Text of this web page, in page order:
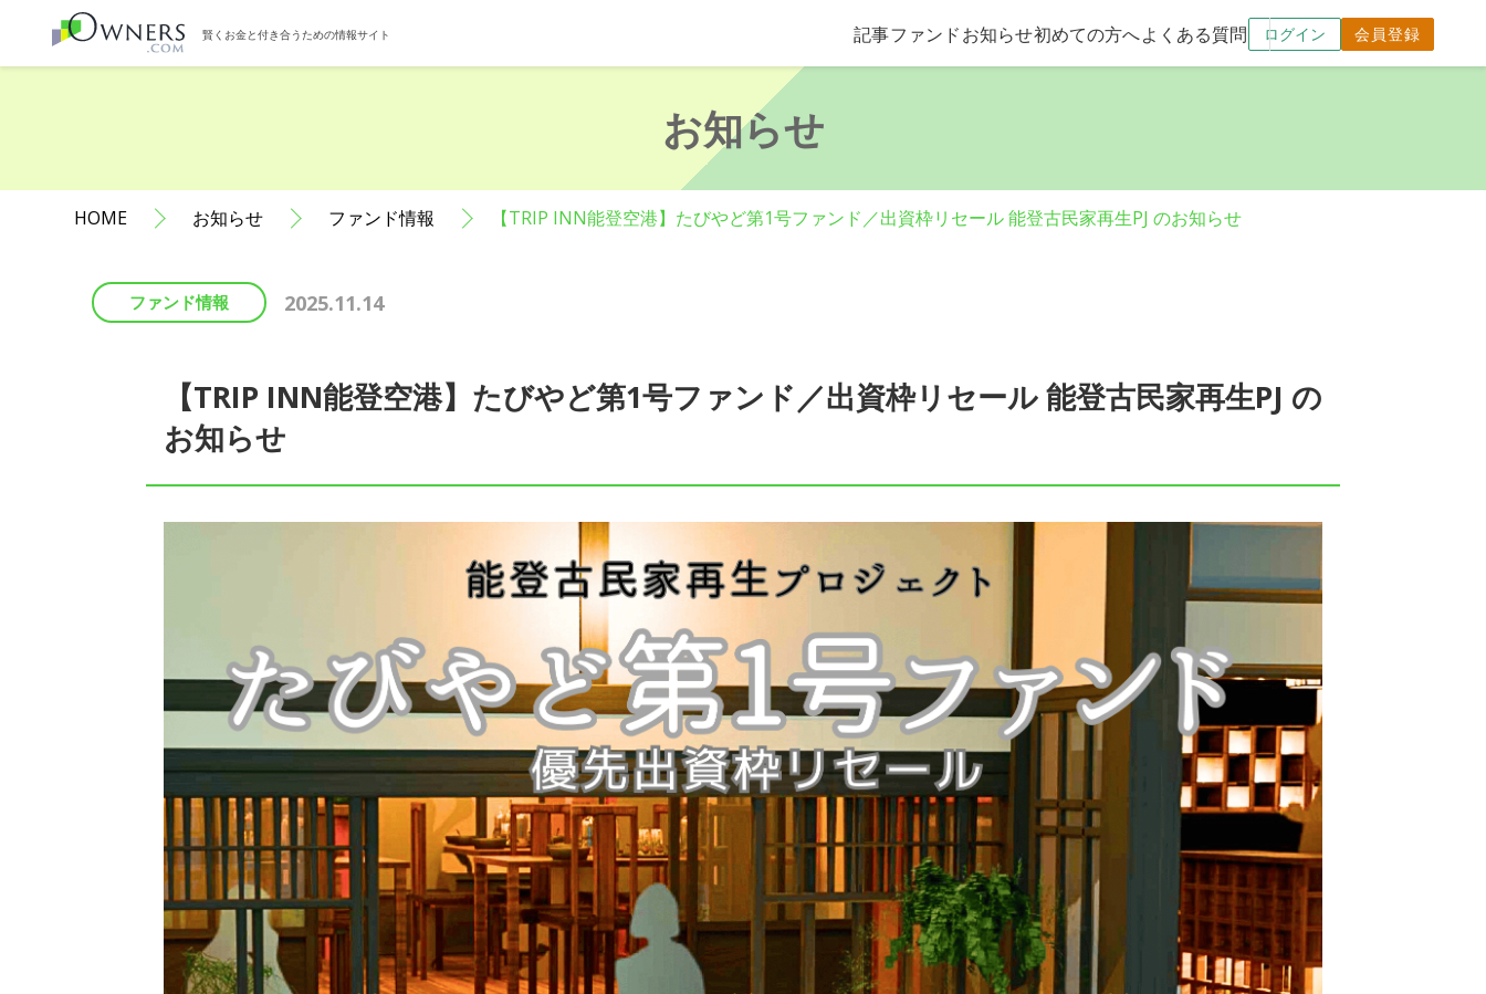
賢くお金と付き合うための情報サイト 記事ファンドお知らせ初めての方へよくある質問 ログイン 会員登録
お知らせ
HOME お知らせ ファンド情報 【TRIP INN能登空港】たびやど第1号ファンド／出資枠リセール 能登古民家再生PJ のお知らせ
ファンド情報 2025.11.14
【TRIP INN能登空港】たびやど第1号ファンド／出資枠リセール 能登古民家再生PJ の
お知らせ